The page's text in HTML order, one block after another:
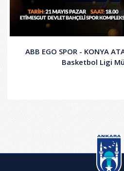
ABB EGO SPOR - KONYA
Basketbol Ligi